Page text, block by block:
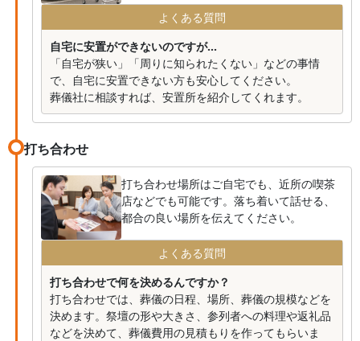
よくある質問
自宅に安置ができないのですが...
「自宅が狭い」「周りに知られたくない」などの事情
で、自宅に安置できない方も安心してください。
葬儀社に相談すれば、安置所を紹介してくれます。
打ち合わせ
打ち合わせ場所はご自宅でも、近所の喫茶
店などでも可能です。落ち着いて話せる、
都合の良い場所を伝えてください。
よくある質問
打ち合わせで何を決めるんですか？
打ち合わせでは、葬儀の日程、場所、葬儀の規模などを
決めます。祭壇の形や大きさ、参列者への料理や返礼品
などを決めて、葬儀費用の見積もりを作ってもらいま